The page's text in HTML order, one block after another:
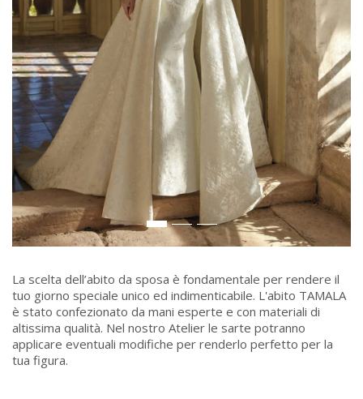
La scelta dell’abito da sposa è fondamentale per rendere il
tuo giorno speciale unico ed indimenticabile. L'abito TAMALA
è stato confezionato da mani esperte e con materiali di
altissima qualità. Nel nostro Atelier le sarte potranno
applicare eventuali modifiche per renderlo perfetto per la
tua figura.